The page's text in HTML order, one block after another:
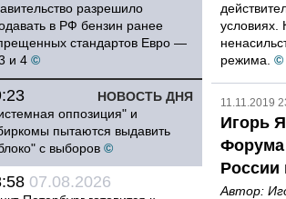
разрешило
в РФ бензин ранее
стандартов Евро —
и 4 ©
НОВОСТЬ ДНЯ
оппозиция" и
пытаются выдавить
с выборов ©
07.08.2026
условиях.
режима. ©
11.11.2019
Игорь
Форума
России
Автор: